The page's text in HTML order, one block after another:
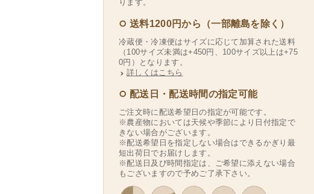
ります。
送料1200円から（一部離島を除く）
冷蔵便・冷凍便はサイズに応じて加算された送料
（100サイズ未満は+450円、100サイズ以上は+75
0円）となります。
詳しくはこちら
配送日・配送時間の指定可能
ご注文時に配送希望日の指定が可能です。
※農産物においては天候や季節により日付指定で
きない場合がございます。
※配送希望日を指定しない場合はできるかぎり最
短出荷日でお届けします。
※配送日及び時間指定は、ご希望に添えない場合
もございますので予めご了承下さい。